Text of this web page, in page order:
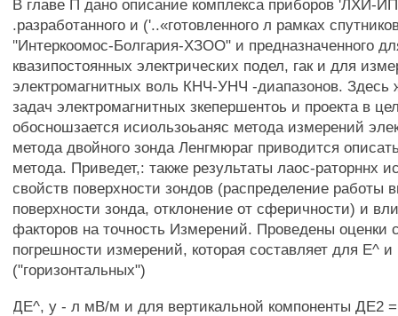
В главе П дано описание комплекса приборов 'ЛХИ-
.разработанного и ('..«готовленного л рамках
"Интеркоомос-Болгария-ХЗОО" и предназначенного
квазипостоянных электрических подел, гак и для
электромагнитных воль КНЧ-УНЧ -диапазонов. Здесь
задач электромагнитных зкепершентоь и проекта в
обосношзается исиользоьаняс метода измерений
метода двойного зонда Ленгмюраг приводится
метода. Приведет,: также результаты лаос-раторннх
свойств поверхности зондов (распределение работы
поверхности зонда, отклонение от сферичности) и
факторов на точность Измерений. Проведены оценки
погрешности измерений, которая составляет для Е^ и
("горизонтальных")
ДЕ^, у - л мВ/м и для вертикальной компоненты ДЕ2